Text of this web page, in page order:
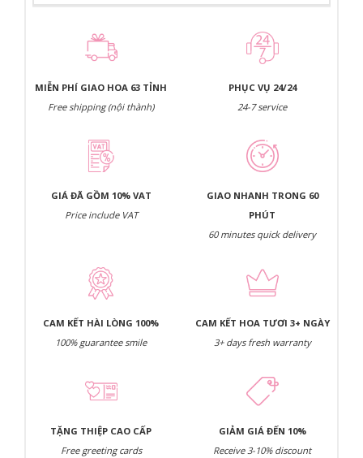
MIỄN PHÍ GIAO HOA 63 TỈNH
Free shipping (nội thành)
PHỤC VỤ 24/24
24-7 service
GIÁ ĐÃ GỒM 10% VAT
Price include VAT
GIAO NHANH TRONG 60
PHÚT
60 minutes quick delivery
CAM KẾT HÀI LÒNG 100%
100% guarantee smile
CAM KẾT HOA TƯƠI 3+ NGÀY
3+ days fresh warranty
TẶNG THIỆP CAO CẤP
Free greeting cards
GIẢM GIÁ ĐẾN 10%
Receive 3-10% discount